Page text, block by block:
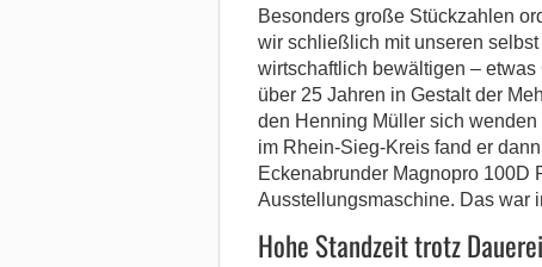
Besonders große Stückzahlen
wir schließlich mit unseren
wirtschaftlich bewältigen –
über 25 Jahren in Gestalt der
den Henning Müller sich
im Rhein-Sieg-Kreis fand er
Eckenabrunder Magnopro 100D
Ausstellungsmaschine. Das war
Hohe Standzeit trotz